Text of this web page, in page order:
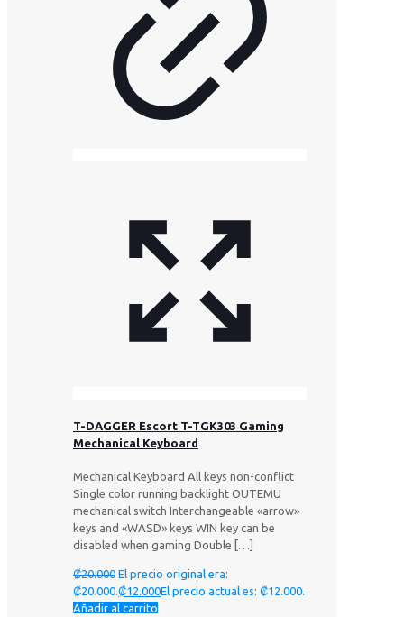
T-DAGGER Escort T-TGK303 Gaming
Mechanical Keyboard
Mechanical Keyboard All keys non-conflict
Single color running backlight OUTEMU
mechanical switch Interchangeable «arrow»
keys and «WASD» keys WIN key can be
disabled when gaming Double […]
₡20.000 El precio original era:
₡20.000. ₡12.000El precio actual es: ₡12.000.
Añadir al carrito